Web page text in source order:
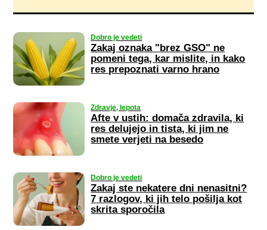
Dobro je vedeti
Zakaj oznaka "brez GSO" ne
pomeni tega, kar mislite, in kako
res prepoznati varno hrano
Zdravje, lepota
Afte v ustih: domača zdravila, ki
res delujejo in tista, ki jim ne
smete verjeti na besedo
Dobro je vedeti
Zakaj ste nekatere dni nenasitni?
7 razlogov, ki jih telo pošilja kot
skrita sporočila